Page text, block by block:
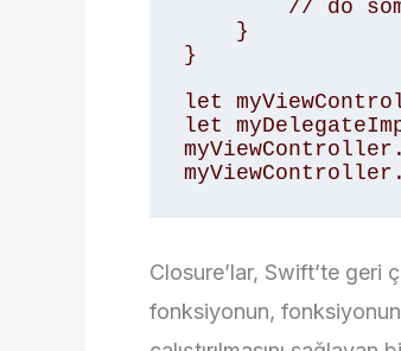
}
let
let
Closure’lar, Swift’te geri
fonksiyonun,